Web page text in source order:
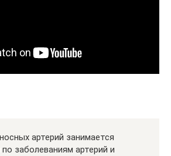
артерий занимается
заболеваниям артерий и